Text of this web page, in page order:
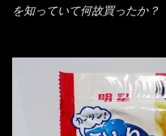
部カップの中でカオス状態
りました～ 熱湯によりカッ
ている～ 隣に用意したのが
へ内容物を全て移すのと同時
させる。 箸で麺から移動さ
を知っていて何故買ったか
てみないといけないじゃん！
は食べた事あるのよ！でもこ
品揃えも上じゃん！ だって
うが無いじゃん！ 日本で話